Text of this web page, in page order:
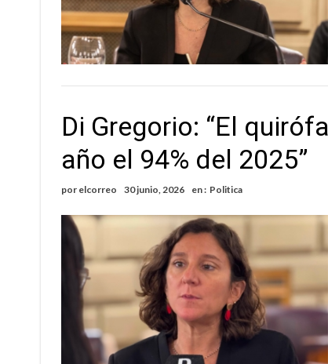
Di Gregorio: “El
año el 94% del 2025”
por elcorreo 30 junio, 2026 en : Politica